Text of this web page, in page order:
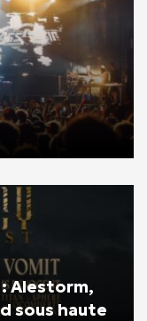
Alestorm,
sous haute